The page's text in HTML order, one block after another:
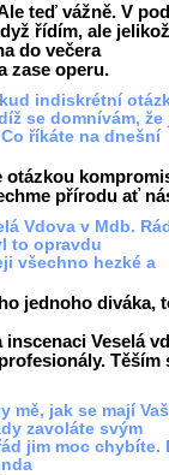
teď vážně. V
řídím, ale
do večera
zase operu.
indiskrétní
se domnívám, že
říkáte na dnešní
otázkou
přírodu ať
Vdova v Mdb.
to opravdu
všechno hezké a
jednoho diváka,
Veselá
Těším
mě, jak se mají
zavoláte svým
jim moc chybíte.